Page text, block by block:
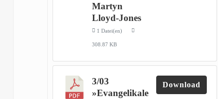
Martyn
Lloyd-Jones
1 Datei(en)
308.87 KB
3/03
»Evangelikale
Download